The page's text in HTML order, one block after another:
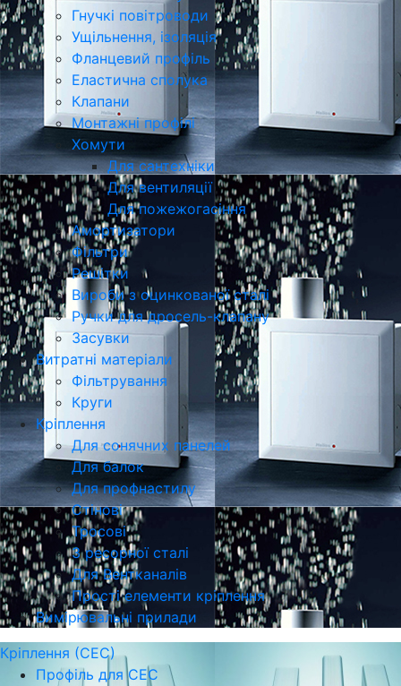
Гнучкі повітроводи
Ущільнення, ізоляція
Фланцевий профіль
Еластична сполука
Клапани
Монтажні профілі
Хомути
Для сантехніки
Для вентиляції
Для пожежогасіння
Амортизатори
Фільтри
Решітки
Вироби з оцинкованої сталі
Ручки для дросель-клапану
Засувки
Витратні матеріали
Фільтрування
Круги
Кріплення
Для сонячних панелей
Для балок
Для профнастилу
Стінові
Тросові
З ресорної сталі
Для Вентканалів
Прості елементи кріплення
Вимірювальні прилади
Кріплення (СЕС)
Профіль для СЕС